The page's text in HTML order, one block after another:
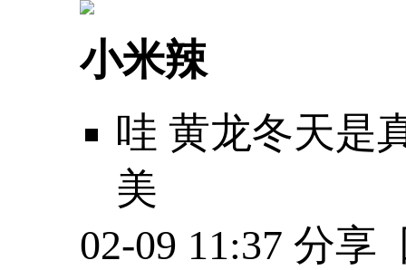
小米辣
哇 黄龙冬天是
美
02-09 11:37 分享